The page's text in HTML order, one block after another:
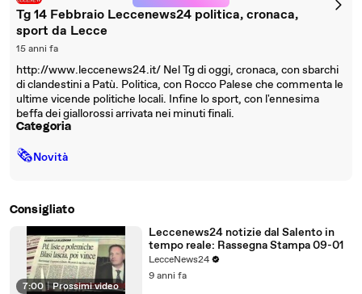
Tg 14 Febbraio Leccenews24 politica, cronaca,
sport da Lecce
15 anni fa
http://www.leccenews24.it/ Nel Tg di oggi, cronaca, con sbarchi
di clandestini a Patù. Politica, con Rocco Palese che commenta le
ultime vicende politiche locali. Infine lo sport, con l'ennesima
beffa dei giallorossi arrivata nei minuti finali.
Categoria
🗞Novità
Consigliato
7:00 | Prossimi video
Leccenews24 notizie dal Salento in
tempo reale: Rassegna Stampa 09-01
LecceNews24
9 anni fa